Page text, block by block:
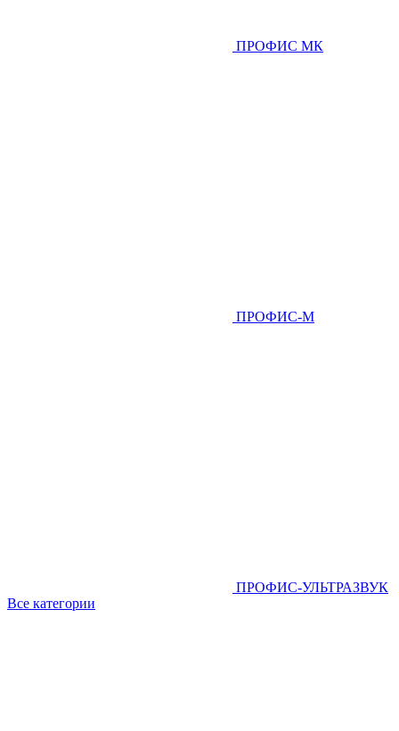
ПРОФИС МК
ПРОФИС-М
ПРОФИС-УЛЬТРАЗВУК
Все категории